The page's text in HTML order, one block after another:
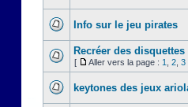
Info sur le jeu pirates
Recréer des
[ Aller vers la page : 1 2 3
keytones des jeux